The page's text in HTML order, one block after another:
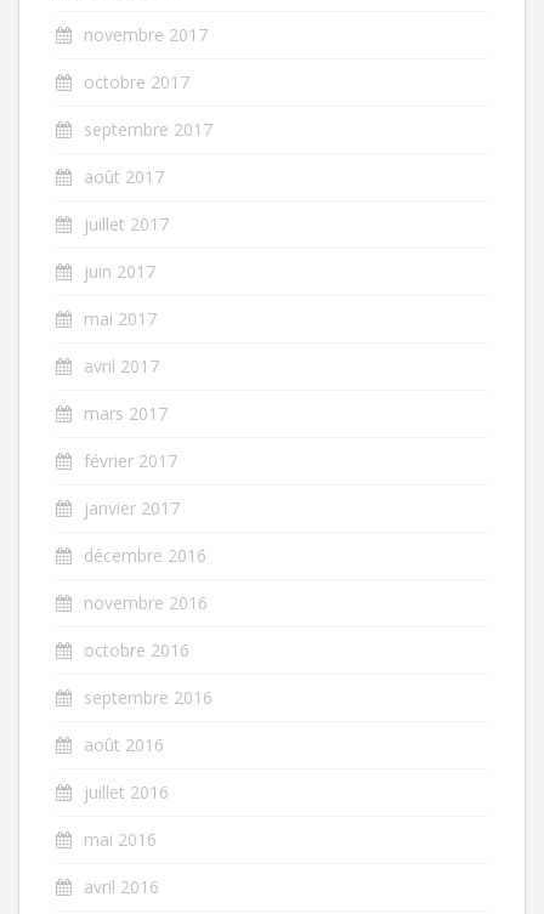
novembre 2017
octobre 2017
septembre 2017
août 2017
juillet 2017
juin 2017
mai 2017
avril 2017
mars 2017
février 2017
janvier 2017
décembre 2016
novembre 2016
octobre 2016
septembre 2016
août 2016
juillet 2016
mai 2016
avril 2016